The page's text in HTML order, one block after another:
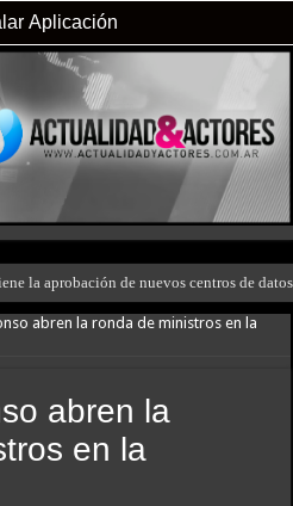
Aplicación
la aprobación de nuevos centros de
abren la ronda de ministros en la
abren la
en la